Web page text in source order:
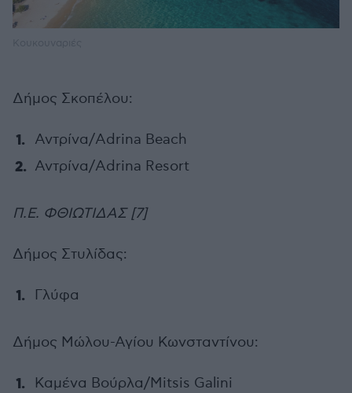
Δήμος Σκοπέλου:
Αντρίνα/Adrina Beach
Αντρίνα/Adrina Resort
Π.Ε. ΦΘΙΩΤΙΔΑΣ [7]
Δήμος Στυλίδας:
Γλύφα
Δήμος Μώλου-Αγίου Κωνσταντίνου:
Καμένα Βούρλα/Mitsis Galini